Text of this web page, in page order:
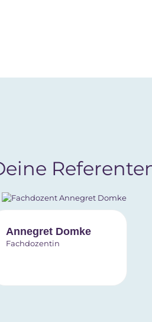
Annegret Domke
Fachdozentin